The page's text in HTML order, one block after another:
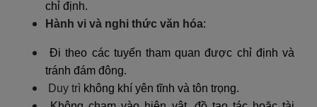
chỉ định.
Hành vi và nghi thức văn hóa:
Đi theo các tuyến tham quan được chỉ định và
tránh đám đông.
Duy trì không khí yên tĩnh và tôn trọng.